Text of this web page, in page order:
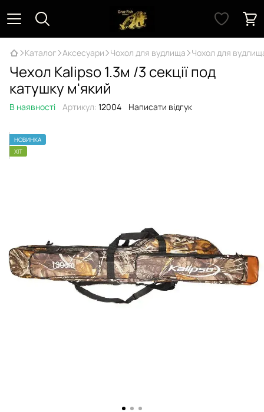
Каталог Аксесуари Чохол для вудлища Чохол для
Чехол Kalipso 1.3м /3 секції под
катушку м'який
В наявності Артикул: 12004 Написати відгук
НОВИНКА
ХІТ